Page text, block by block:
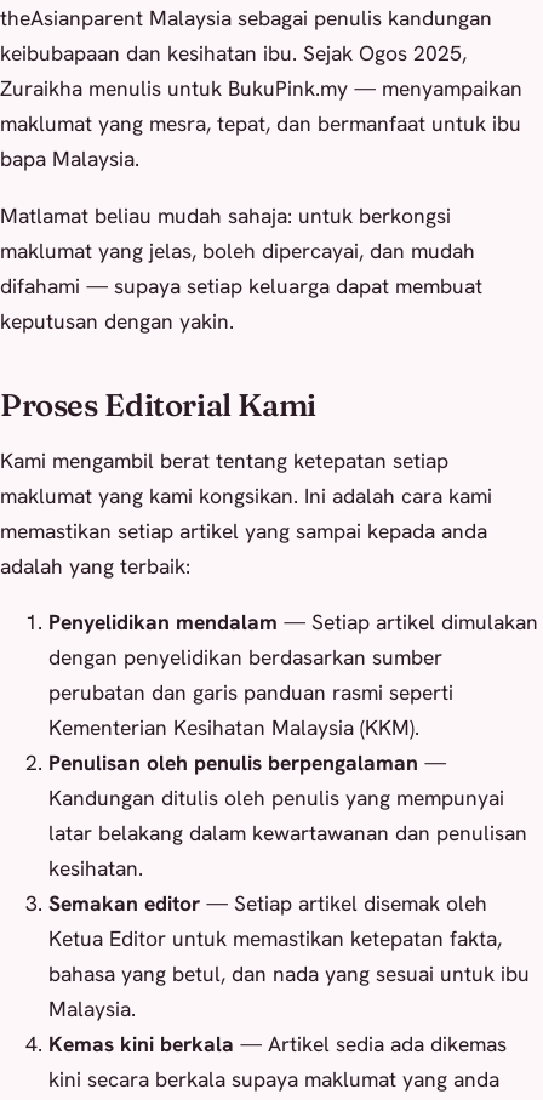
theAsianparent Malaysia sebagai penulis kandungan
keibubapaan dan kesihatan ibu. Sejak Ogos 2025,
Zuraikha menulis untuk BukuPink.my — menyampaikan
maklumat yang mesra, tepat, dan bermanfaat untuk ibu
bapa Malaysia.
Matlamat beliau mudah sahaja: untuk berkongsi
maklumat yang jelas, boleh dipercayai, dan mudah
difahami — supaya setiap keluarga dapat membuat
keputusan dengan yakin.
Proses Editorial Kami
Kami mengambil berat tentang ketepatan setiap
maklumat yang kami kongsikan. Ini adalah cara kami
memastikan setiap artikel yang sampai kepada anda
adalah yang terbaik:
Penyelidikan mendalam — Setiap artikel dimulakan
dengan penyelidikan berdasarkan sumber
perubatan dan garis panduan rasmi seperti
Kementerian Kesihatan Malaysia (KKM).
Penulisan oleh penulis berpengalaman —
Kandungan ditulis oleh penulis yang mempunyai
latar belakang dalam kewartawanan dan penulisan
kesihatan.
Semakan editor — Setiap artikel disemak oleh
Ketua Editor untuk memastikan ketepatan fakta,
bahasa yang betul, dan nada yang sesuai untuk ibu
Malaysia.
Kemas kini berkala — Artikel sedia ada dikemas
kini secara berkala supaya maklumat yang anda